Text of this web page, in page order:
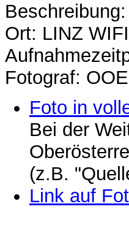
Ort: LINZ WIFI
Fotograf:
Foto in
Bei der
(z.B.
Link auf